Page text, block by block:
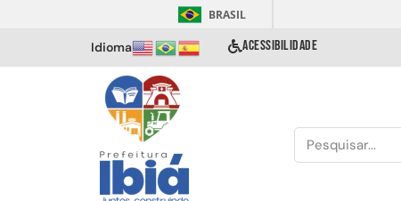
BRASIL
Idioma ACESSIBILIDADE